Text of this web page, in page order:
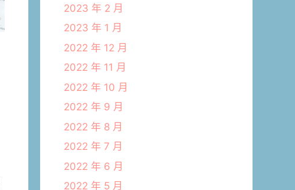
2023 年 2 月
2023 年 1 月
2022 年 12 月
2022 年 11 月
2022 年 10 月
2022 年 9 月
2022 年 8 月
2022 年 7 月
2022 年 6 月
2022 年 5 月